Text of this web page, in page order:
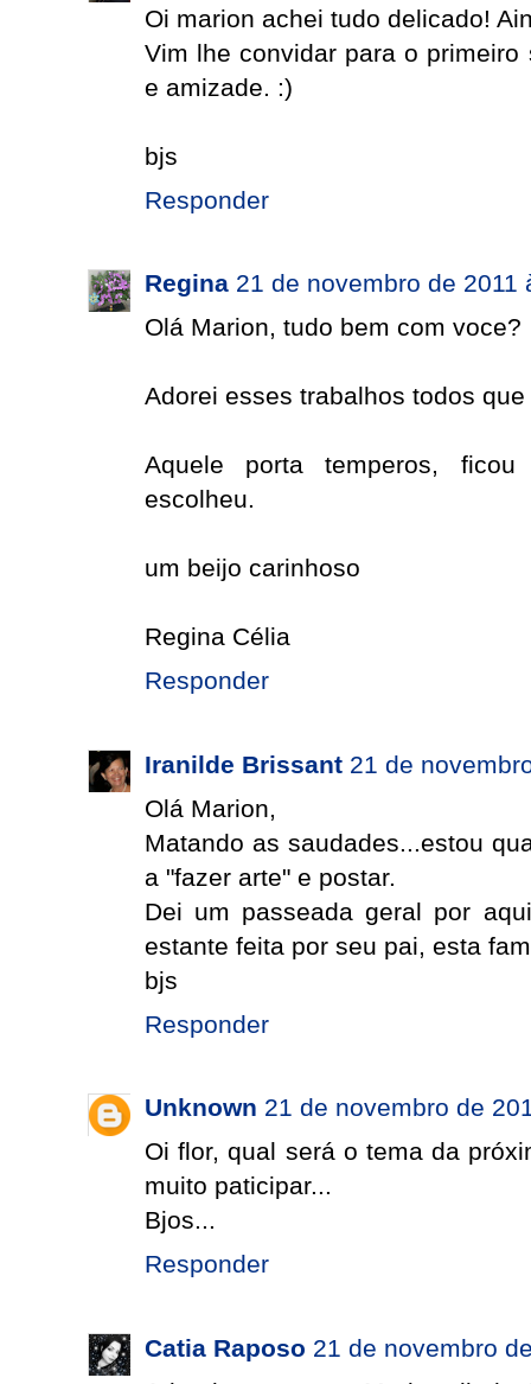
Oi marion achei tudo delicado!
Vim lhe convidar para o
e amizade. :)
bjs
Responder
Regina 21 de novembro de 2011
Olá Marion, tudo bem com voce?
Adorei esses trabalhos todos
Aquele porta temperos,
escolheu.
um beijo carinhoso
Regina Célia
Responder
Iranilde Brissant 21 de
Olá Marion,
Matando as saudades...estou
a "fazer arte" e postar.
Dei um passeada geral por
estante feita por seu pai, esta
bjs
Responder
Unknown 21 de novembro de
Oi flor, qual será o tema da
muito paticipar...
Bjos...
Responder
Catia Raposo 21 de novembro